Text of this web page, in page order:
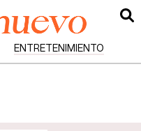
ENTRETENIMIENTO